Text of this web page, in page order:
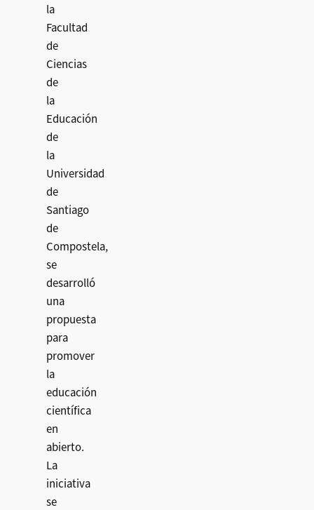
la
Facultad
de
Ciencias
de
la
Educación
de
la
Universidad
de
Santiago
de
Compostela,
se
desarrolló
una
propuesta
para
promover
la
educación
científica
en
abierto.
La
iniciativa
se